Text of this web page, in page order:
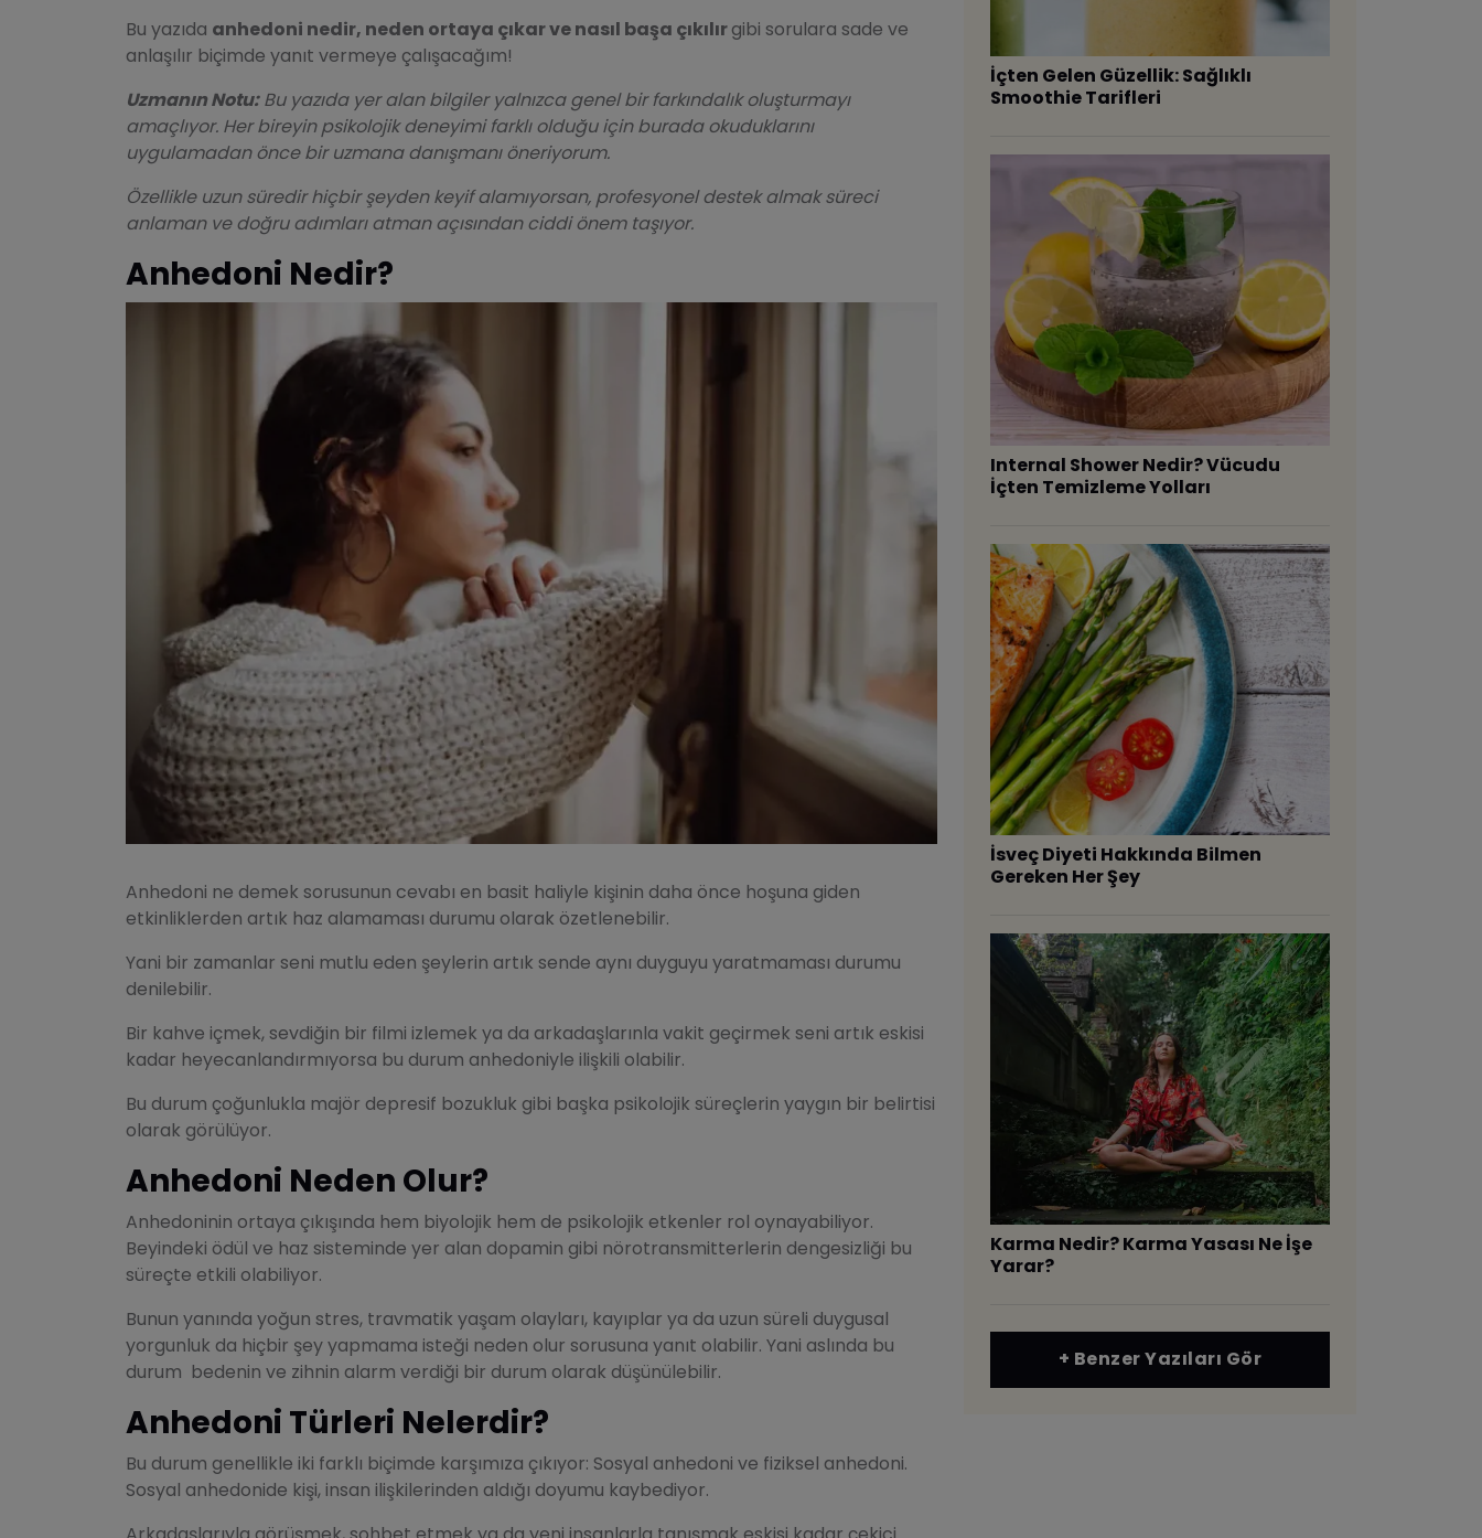
Bu yazıda anhedoni nedir, neden ortaya çıkar ve nasıl başa çıkılırgibi sorulara sade ve
anlaşılır biçimde yanıt vermeye çalışacağım!
Uzmanın Notu:Bu yazıda yer alan bilgiler yalnızca genel bir farkındalık oluşturmayı
amaçlıyor. Her bireyin psikolojik deneyimi farklı olduğu için burada okuduklarını
uygulamadan önce bir uzmana danışmanı öneriyorum.
Özellikle uzun süredir hiçbir şeyden keyif alamıyorsan, profesyonel destek almak süreci
anlaman ve doğru adımları atman açısından ciddi önem taşıyor.
Anhedoni Nedir?
Anhedoni ne demek sorusunun cevabı en basit haliyle kişinin daha önce hoşuna giden
etkinliklerden artık haz alamaması durumu olarak özetlenebilir.
Yani bir zamanlar seni mutlu eden şeylerin artık sende aynı duyguyu yaratmaması durumu
denilebilir.
Bir kahve içmek, sevdiğin bir filmi izlemek ya da arkadaşlarınla vakit geçirmek seni artık eskisi
kadar heyecanlandırmıyorsa bu durum anhedoniyle ilişkili olabilir.
Bu durum çoğunlukla majör depresif bozukluk gibi başka psikolojik süreçlerin yaygın bir belirtisi
olarak görülüyor.
Anhedoni Neden Olur?
Anhedoninin ortaya çıkışında hem biyolojik hem de psikolojik etkenler rol oynayabiliyor.
Beyindeki ödül ve haz sisteminde yer alan dopamin gibi nörotransmitterlerin dengesizliği bu
süreçte etkili olabiliyor.
Bunun yanında yoğun stres, travmatik yaşam olayları, kayıplar ya da uzun süreli duygusal
yorgunluk da hiçbir şey yapmama isteği neden olur sorusuna yanıt olabilir. Yani aslında bu
durum bedenin ve zihnin alarm verdiği bir durum olarak düşünülebilir.
Anhedoni Türleri Nelerdir?
Bu durum genellikle iki farklı biçimde karşımıza çıkıyor: Sosyal anhedoni ve fiziksel anhedoni.
Sosyal anhedonide kişi, insan ilişkilerinden aldığı doyumu kaybediyor.
İçten Gelen Güzellik: Sağlıklı
Smoothie Tarifleri
Internal Shower Nedir? Vücudu
İçten Temizleme Yolları
İsveç Diyeti Hakkında Bilmen
Gereken Her Şey
Karma Nedir? Karma Yasası Ne İşe
Yarar?
+ Benzer Yazıları Gör